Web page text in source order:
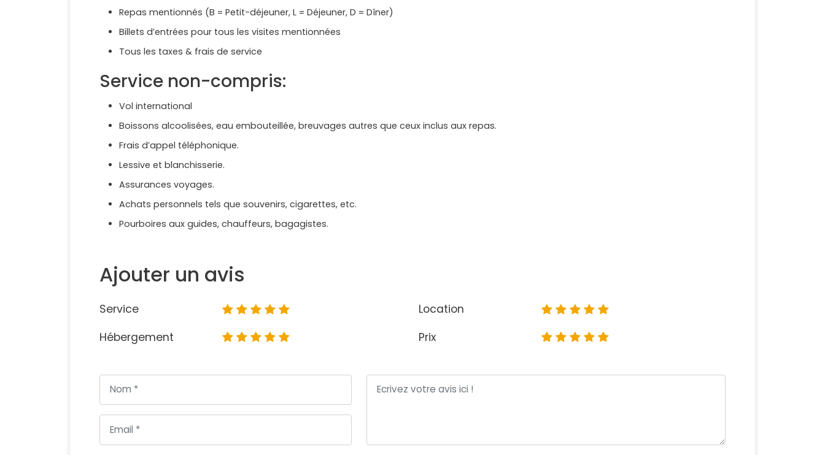
Repas mentionnés (B = Petit-déjeuner, L = Déjeuner, D = Dîner)
Billets d’entrées pour tous les visites mentionnées
Tous les taxes & frais de service
Service non-compris:
Vol international
Boissons alcoolisées, eau embouteillée, breuvages autres que ceux inclus aux repas.
Frais d’appel téléphonique.
Lessive et blanchisserie.
Assurances voyages.
Achats personnels tels que souvenirs, cigarettes, etc.
Pourboires aux guides, chauffeurs, bagagistes.
Ajouter un avis
Service
Location
Hébergement
Prix